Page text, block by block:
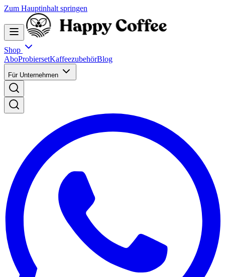
Zum Hauptinhalt springen
Shop
AboProbiersetKaffeezubehörBlog
Für Unternehmen